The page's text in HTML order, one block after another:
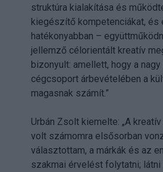
struktúra kialakítása és
kiegészítő kompetenciákat, és
hatékonyabban –
jellemző célorientált kreatív
bizonyult: amellett, hogy a
cégcsoport árbevételében a
magasnak számít.”
Urbán Zsolt kiemelte: „A
volt számomra elsősorban
választottam, a márkák és az
szakmai érvelést folytatni;